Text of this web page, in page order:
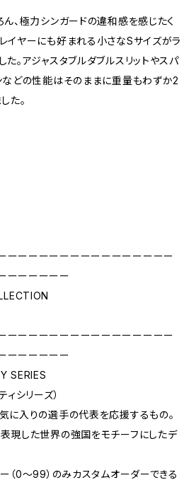
ん、極力シンガードの違和感を感じたく
イヤーにも好まれる小さなSサイズがラ
。アジャスタブルダブルスリットやスパ
などの性能はそのままに重量もわずか2
た。
ーーーーーーーーーーーーーーーー
ーーーーーー
ーーーーーーーーーーーーーーーー
ーーーーーー
SERIES
ィシリーズ）
に入りの選手の代表を応援するもの。
現した世界の強国をモチーフにしたデ
（0〜99）のみカスタムオーダーできる